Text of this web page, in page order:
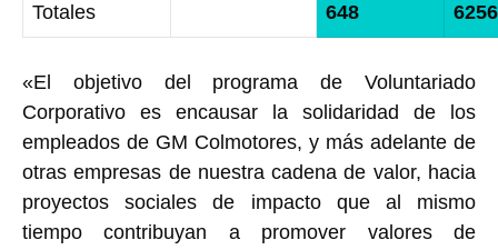
Totales 648 6256
«El objetivo del programa de Voluntariado
Corporativo es encausar la solidaridad de los
empleados de GM Colmotores, y más adelante de
otras empresas de nuestra cadena de valor, hacia
proyectos sociales de impacto que al mismo
tiempo contribuyan a promover valores de